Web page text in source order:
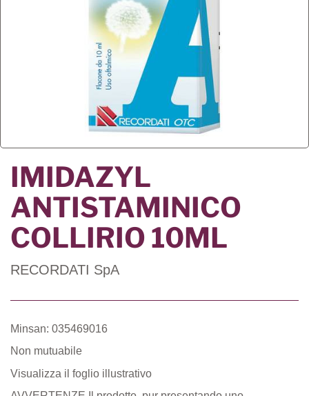
IMIDAZYL
ANTISTAMINICO
COLLIRIO 10ML
RECORDATI SpA
Minsan: 035469016
Non mutuabile
Visualizza il foglio illustrativo